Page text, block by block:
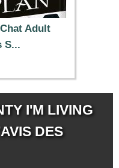
Adult
S...
I'M LIVING
DES